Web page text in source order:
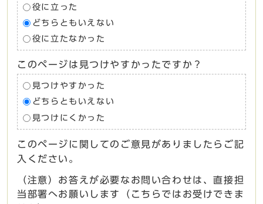
役に立った
どちらともいえない
役に立たなかった
このページは見つけやすかったですか？
見つけやすかった
どちらともいえない
見つけにくかった
このページに関してのご意見がありましたらご記
入ください。
（注意）お答えが必要なお問い合わせは、直接担
当部署へお願いします（こちらではお受けできま